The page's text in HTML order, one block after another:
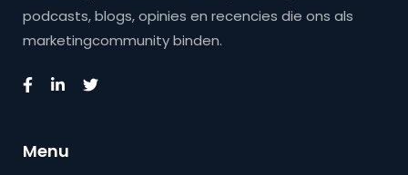
podcasts, blogs, opinies en recencies die ons als
marketingcommunity binden.
Menu